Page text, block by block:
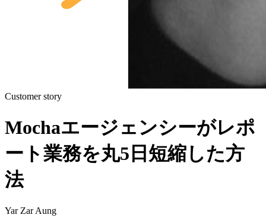
Customer story
Mochaエージェンシーがレポ
ート業務を丸5日短縮した方
法
Yar Zar Aung